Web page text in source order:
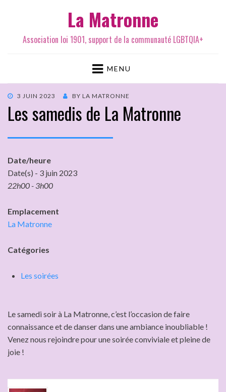
La Matronne
Association loi 1901, support de la communauté LGBTQIA+
MENU
3 JUIN 2023 BY LA MATRONNE
Les samedis de La Matronne
Date/heure
Date(s) - 3 juin 2023
22h00 - 3h00
Emplacement
La Matronne
Catégories
Les soirées
Le samedi soir à La Matronne, c’est l’occasion de faire
connaissance et de danser dans une ambiance inoubliable !
Venez nous rejoindre pour une soirée conviviale et pleine de
joie !